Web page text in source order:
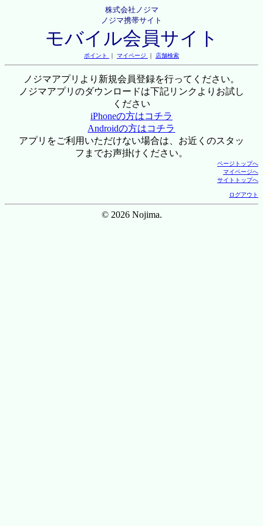
株式会社ノジマ
ノジマ携帯サイト
モバイル会員サイト
ポイント ｜ マイページ ｜ 店舗検索
ノジマアプリより新規会員登録を行ってください。
ノジマアプリのダウンロードは下記リンクよりお試し
ください
iPhoneの方はコチラ
Androidの方はコチラ
アプリをご利用いただけない場合は、お近くのスタッ
フまでお声掛けください。
ページトップへ
マイページへ
サイトトップへ
ログアウト
© 2026 Nojima.